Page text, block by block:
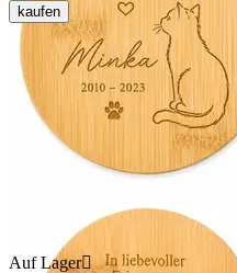
kaufen
Auf Lager